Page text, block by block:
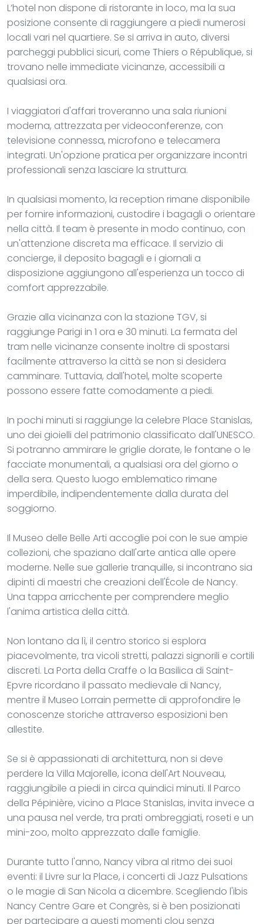
L’hotel non dispone di ristorante in loco, ma la sua
posizione consente di raggiungere a piedi numerosi
locali vari nel quartiere. Se si arriva in auto, diversi
parcheggi pubblici sicuri, come Thiers o République, si
trovano nelle immediate vicinanze, accessibili a
qualsiasi ora.
I viaggiatori d'affari troveranno una sala riunioni
moderna, attrezzata per videoconferenze, con
televisione connessa, microfono e telecamera
integrati. Un'opzione pratica per organizzare incontri
professionali senza lasciare la struttura.
In qualsiasi momento, la reception rimane disponibile
per fornire informazioni, custodire i bagagli o orientare
nella città. Il team è presente in modo continuo, con
un'attenzione discreta ma efficace. Il servizio di
concierge, il deposito bagagli e i giornali a
disposizione aggiungono all'esperienza un tocco di
comfort apprezzabile.
Grazie alla vicinanza con la stazione TGV, si
raggiunge Parigi in 1 ora e 30 minuti. La fermata del
tram nelle vicinanze consente inoltre di spostarsi
facilmente attraverso la città se non si desidera
camminare. Tuttavia, dall'hotel, molte scoperte
possono essere fatte comodamente a piedi.
In pochi minuti si raggiunge la celebre Place Stanislas,
uno dei gioielli del patrimonio classificato dall'UNESCO.
Si potranno ammirare le griglie dorate, le fontane o le
facciate monumentali, a qualsiasi ora del giorno o
della sera. Questo luogo emblematico rimane
imperdibile, indipendentemente dalla durata del
soggiorno.
Il Museo delle Belle Arti accoglie poi con le sue ampie
collezioni, che spaziano dall'arte antica alle opere
moderne. Nelle sue gallerie tranquille, si incontrano sia
dipinti di maestri che creazioni dell'École de Nancy.
Una tappa arricchente per comprendere meglio
l'anima artistica della città.
Non lontano da lì, il centro storico si esplora
piacevolmente, tra vicoli stretti, palazzi signorili e cortili
discreti. La Porta della Craffe o la Basilica di Saint-
Epvre ricordano il passato medievale di Nancy,
mentre il Museo Lorrain permette di approfondire le
conoscenze storiche attraverso esposizioni ben
allestite.
Se si è appassionati di architettura, non si deve
perdere la Villa Majorelle, icona dell'Art Nouveau,
raggiungibile a piedi in circa quindici minuti. Il Parco
della Pépinière, vicino a Place Stanislas, invita invece a
una pausa nel verde, tra prati ombreggiati, roseti e un
mini-zoo, molto apprezzato dalle famiglie.
Durante tutto l'anno, Nancy vibra al ritmo dei suoi
eventi: il Livre sur la Place, i concerti di Jazz Pulsations
o le magie di San Nicola a dicembre. Scegliendo l'ibis
Nancy Centre Gare et Congrès, si è ben posizionati
per partecipare a questi momenti clou senza